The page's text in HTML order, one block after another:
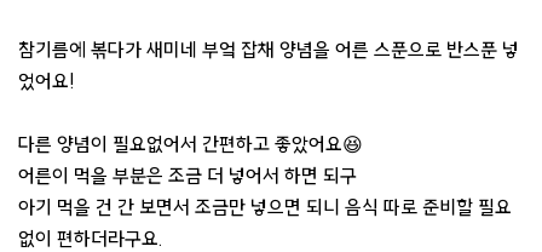
참기름에 볶다가 새미네 부엌 잡채 양념을 어른 스푼으로 반스푼 넣
었어요!
다른 양념이 필요없어서 간편하고 좋았어요😆
어른이 먹을 부분은 조금 더 넣어서 하면 되구
아기 먹을 건 간 보면서 조금만 넣으면 되니 음식 따로 준비할 필요
없이 편하더라구요.